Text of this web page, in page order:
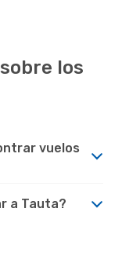
los
vuelos
a Tauta?